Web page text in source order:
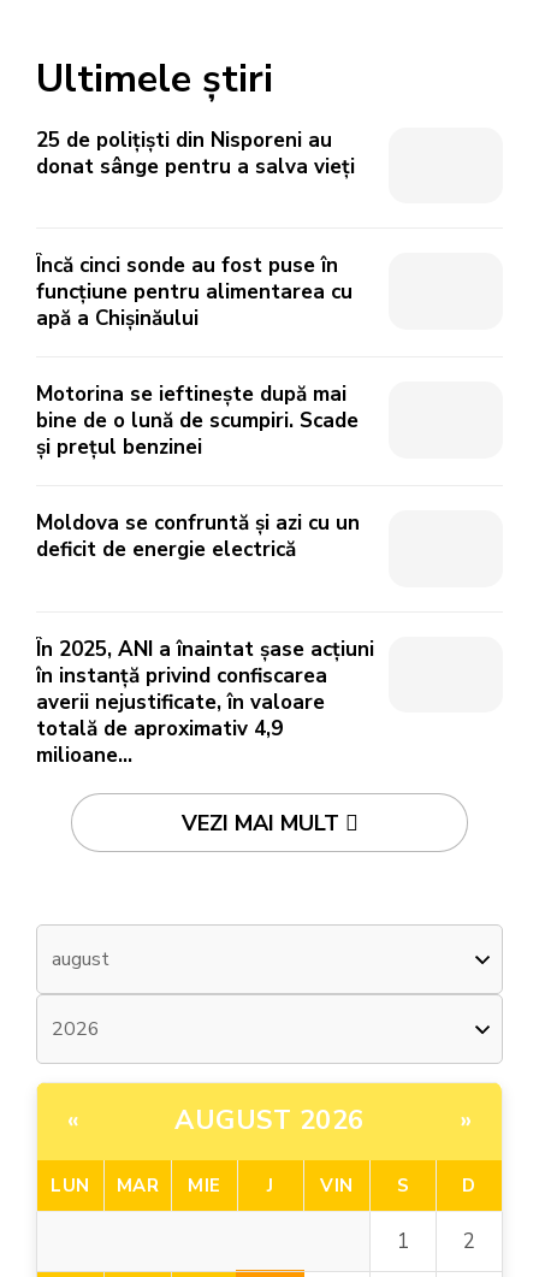
Ultimele știri
25 de polițiști din Nisporeni au
donat sânge pentru a salva vieți
Încă cinci sonde au fost puse în
funcțiune pentru alimentarea cu
apă a Chișinăului
Motorina se ieftinește după mai
bine de o lună de scumpiri. Scade
și prețul benzinei
Moldova se confruntă și azi cu un
deficit de energie electrică
În 2025, ANI a înaintat șase acțiuni
în instanță privind confiscarea
averii nejustificate, în valoare
totală de aproximativ 4,9
milioane...
VEZI MAI MULT
« AUGUST 2026 »
LUN MAR MIE J VIN S D
1 2